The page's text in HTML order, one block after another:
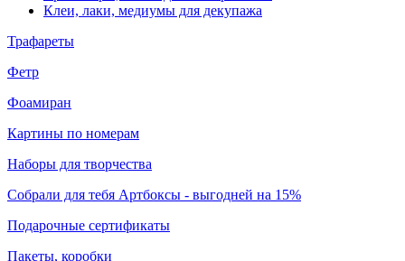
Клеи, лаки, медиумы для декупажа
Трафареты
Фетр
Фоамиран
Картины по номерам
Наборы для творчества
Собрали для тебя Артбоксы - выгодней на 15%
Подарочные сертификаты
Пакеты, коробки